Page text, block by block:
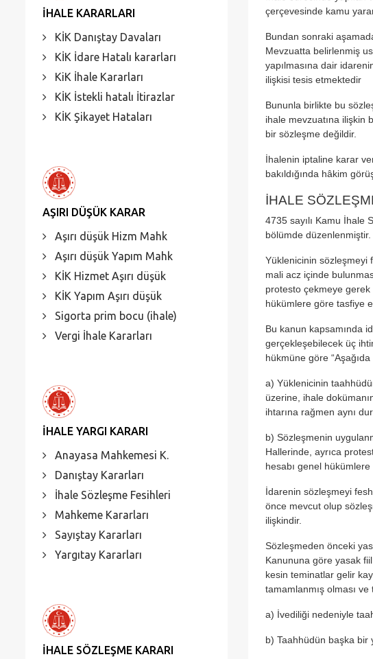
İHALE KARARLARI
KİK Danıştay Davaları
KİK İdare Hatalı kararları
KiK İhale Kararları
KİK İstekli hatalı İtirazlar
KİK Şikayet Hataları
AŞIRI DÜŞÜK KARAR
Aşırı düşük Hizm Mahk
Aşırı düşük Yapım Mahk
KİK Hizmet Aşırı düşük
KİK Yapım Aşırı düşük
Sigorta prim bocu (ihale)
Vergi İhale Kararları
İHALE YARGI KARARI
Anayasa Mahkemesi K.
Danıştay Kararları
İhale Sözleşme Fesihleri
Mahkeme Kararları
Sayıştay Kararları
Yargıtay Kararları
İHALE SÖZLEŞME KARARI
çerçevesinde kamu
Bundan sonraki
Mevzuatta belirlenmiş
yapılmasına dair
ilişkisi tesis etmektedir
Bununla birlikte bu
ihale mevzuatına ilişkin
bir sözleşme değildir.
İhalenin iptaline karar
bakıldığında hâkim
İHALE
4735 sayılı Kamu İhale
bölümde düzenlenmiştir.
Yüklenicinin sözleşmeyi
mali acz içinde
protesto çekmeye
hükümlere göre tasfiye
Bu kanun kapsamında
gerçekleşebilecek üç
hükmüne göre
a) Yüklenicinin
üzerine, ihale
ihtarına rağmen aynı
b) Sözleşmenin
Hallerinde, ayrıca
hesabı genel
İdarenin sözleşmeyi
önce mevcut olup
ilişkindir.
Sözleşmeden önceki
Kanununa göre yasak
kesin teminatlar gelir
tamamlanmış olması ve
a) İvediliği nedeniyle
b) Taahhüdün başka bir